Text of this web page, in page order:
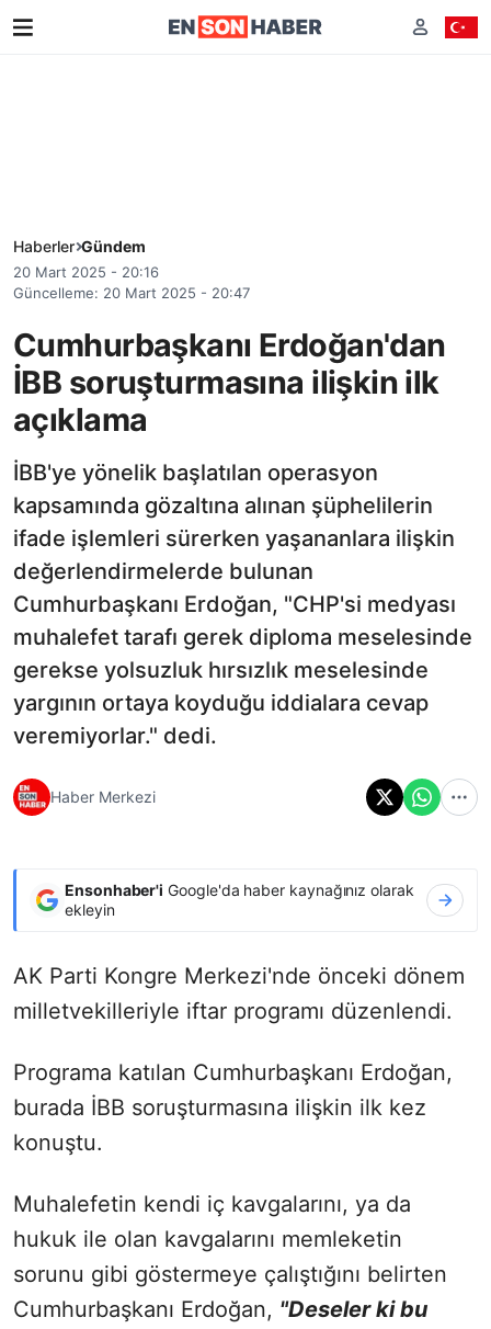
Haberler Gündem
20 Mart 2025 - 20:16
Güncelleme: 20 Mart 2025 - 20:47
Cumhurbaşkanı Erdoğan'dan
İBB soruşturmasına ilişkin ilk
açıklama
İBB'ye yönelik başlatılan operasyon
kapsamında gözaltına alınan şüphelilerin
ifade işlemleri sürerken yaşananlara ilişkin
değerlendirmelerde bulunan
Cumhurbaşkanı Erdoğan, "CHP'si medyası
muhalefet tarafı gerek diploma meselesinde
gerekse yolsuzluk hırsızlık meselesinde
yargının ortaya koyduğu iddialara cevap
veremiyorlar." dedi.
Haber Merkezi
Ensonhaber'i Google'da haber kaynağınız olarak
ekleyin
AK Parti Kongre Merkezi'nde önceki dönem
milletvekilleriyle iftar programı düzenlendi.
Programa katılan Cumhurbaşkanı Erdoğan,
burada İBB soruşturmasına ilişkin ilk kez
konuştu.
Muhalefetin kendi iç kavgalarını, ya da
hukuk ile olan kavgalarını memleketin
sorunu gibi göstermeye çalıştığını belirten
Cumhurbaşkanı Erdoğan, "Deseler ki bu